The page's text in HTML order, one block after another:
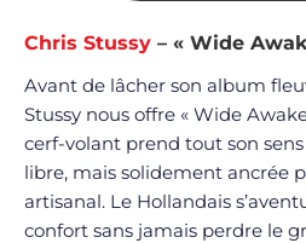
Chris Stussy – « Wide
Avant de lâcher son album
Stussy nous offre « Wide
cerf-volant prend tout son
libre, mais solidement ancrée
artisanal. Le Hollandais
confort sans jamais perdre le